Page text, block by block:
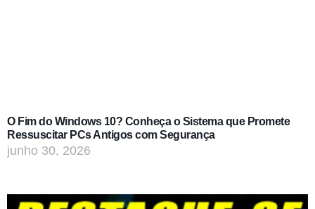
O Fim do Windows 10? Conheça o Sistema que Promete
Ressuscitar PCs Antigos com Segurança
junho 30, 2026